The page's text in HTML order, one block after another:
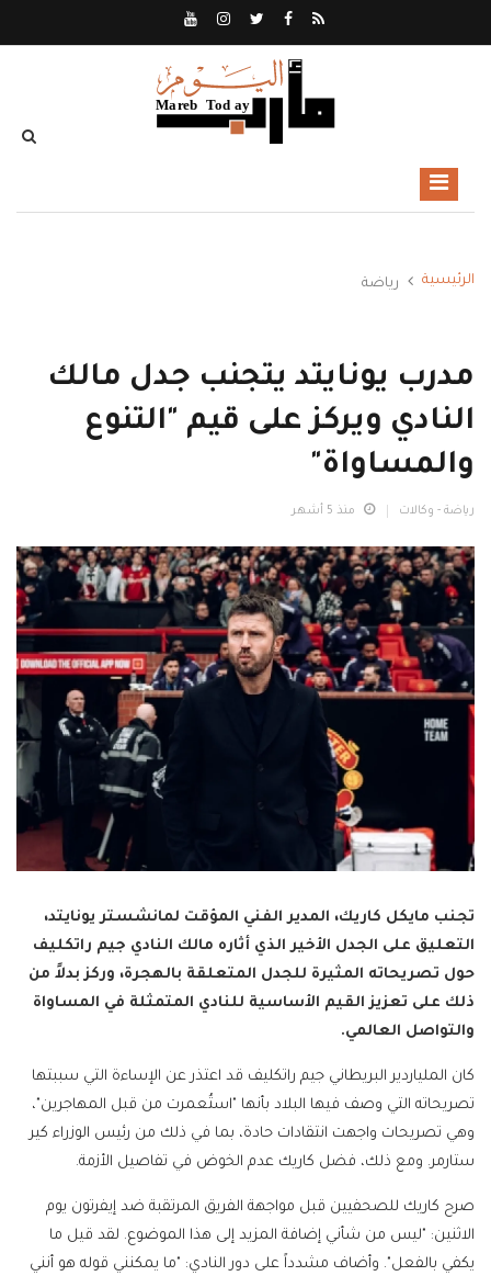
الرئيسية رياضة
مدرب يونايتد يتجنب جدل مالك
النادي ويركز على قيم "التنوع
والمساواة"
رياضة - وكالات منذ 5 أشهر
تجنب مايكل كاريك، المدير الفني المؤقت لمانشستر يونايتد،
التعليق على الجدل الأخير الذي أثاره مالك النادي جيم راتكليف
حول تصريحاته المثيرة للجدل المتعلقة بالهجرة، وركز بدلاً من
ذلك على تعزيز القيم الأساسية للنادي المتمثلة في المساواة
والتواصل العالمي.
كان الملياردير البريطاني جيم راتكليف قد اعتذر عن الإساءة التي سببتها
تصريحاته التي وصف فيها البلاد بأنها "استُعمرت من قبل المهاجرين"،
وهي تصريحات واجهت انتقادات حادة، بما في ذلك من رئيس الوزراء كير
ستارمر. ومع ذلك، فضل كاريك عدم الخوض في تفاصيل الأزمة.
صرح كاريك للصحفيين قبل مواجهة الفريق المرتقبة ضد إيفرتون يوم
الاثنين: "ليس من شأني إضافة المزيد إلى هذا الموضوع. لقد قيل ما
يكفي بالفعل". وأضاف مشدداً على دور النادي: "ما يمكنني قوله هو أنني